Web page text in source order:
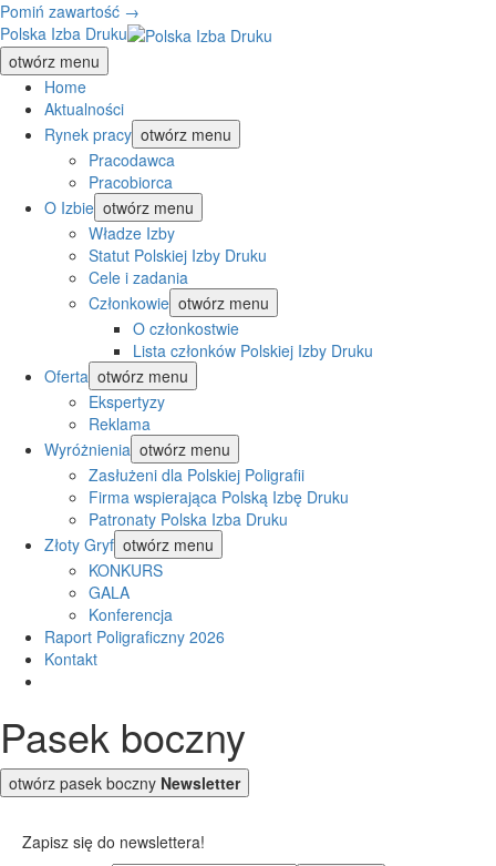
Pomiń zawartość →
Polska Izba Druku
otwórz menu
Home
Aktualności
Rynek pracy otwórz menu
Pracodawca
Pracobiorca
O Izbie otwórz menu
Władze Izby
Statut Polskiej Izby Druku
Cele i zadania
Członkowie otwórz menu
O członkostwie
Lista członków Polskiej Izby Druku
Oferta otwórz menu
Ekspertyzy
Reklama
Wyróżnienia otwórz menu
Zasłużeni dla Polskiej Poligrafii
Firma wspierająca Polską Izbę Druku
Patronaty Polska Izba Druku
Złoty Gryf otwórz menu
KONKURS
GALA
Konferencja
Raport Poligraficzny 2026
Kontakt
Pasek boczny
otwórz pasek boczny Newsletter
Zapisz się do newslettera!